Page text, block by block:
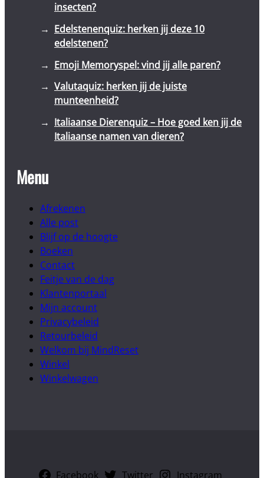
insecten?
Edelstenenquiz: herken jij deze 10
edelstenen?
Emoji Memoryspel: vind jij alle paren?
Valutaquiz: herken jij de juiste
munteenheid?
Italiaanse Dierenquiz – Hoe goed ken jij de
Italiaanse namen van dieren?
Menu
Afrekenen
Alle post
Blijf op de hoogte
Boeken
Contact
Feitje van de dag
Klantenportaal
Mijn account
Privacybeleid
Retourbeleid
Welkom bij MindReset
Winkel
Winkelwagen
Facebook Twitter Instagram